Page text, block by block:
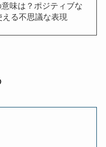
意味は？ポジティブな
る不思議な表現